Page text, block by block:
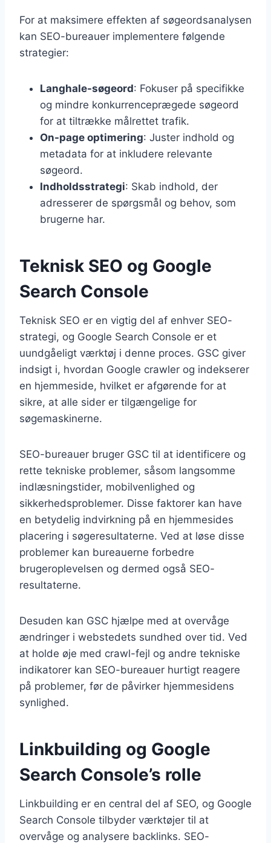
For at maksimere effekten af søgeordsanalysen
kan SEO-bureauer implementere følgende
strategier:
Langhale-søgeord: Fokuser på specifikke
og mindre konkurrenceprægede søgeord
for at tiltrække målrettet trafik.
On-page optimering: Juster indhold og
metadata for at inkludere relevante
søgeord.
Indholdsstrategi: Skab indhold, der
adresserer de spørgsmål og behov, som
brugerne har.
Teknisk SEO og Google
Search Console
Teknisk SEO er en vigtig del af enhver SEO-
strategi, og Google Search Console er et
uundgåeligt værktøj i denne proces. GSC giver
indsigt i, hvordan Google crawler og indekserer
en hjemmeside, hvilket er afgørende for at
sikre, at alle sider er tilgængelige for
søgemaskinerne.
SEO-bureauer bruger GSC til at identificere og
rette tekniske problemer, såsom langsomme
indlæsningstider, mobilvenlighed og
sikkerhedsproblemer. Disse faktorer kan have
en betydelig indvirkning på en hjemmesides
placering i søgeresultaterne. Ved at løse disse
problemer kan bureauerne forbedre
brugeroplevelsen og dermed også SEO-
resultaterne.
Desuden kan GSC hjælpe med at overvåge
ændringer i webstedets sundhed over tid. Ved
at holde øje med crawl-fejl og andre tekniske
indikatorer kan SEO-bureauer hurtigt reagere
på problemer, før de påvirker hjemmesidens
synlighed.
Linkbuilding og Google
Search Console’s rolle
Linkbuilding er en central del af SEO, og Google
Search Console tilbyder værktøjer til at
overvåge og analysere backlinks. SEO-